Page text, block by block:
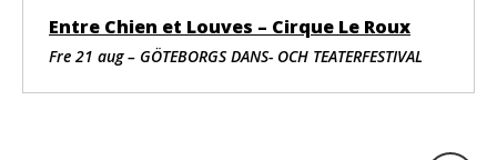
Med stöd av
FODAC (Fonds de Développement des Arts et de la
Culture en Guinée), Ministère de la Culture, du Tourisme
et de l’Artisanat de Guinée, Institut Français, AFD
Entre Chien et Louves – Cirque Le Roux
Fre 21 aug – GÖTEBORGS DANS- OCH TEATERFESTIVAL